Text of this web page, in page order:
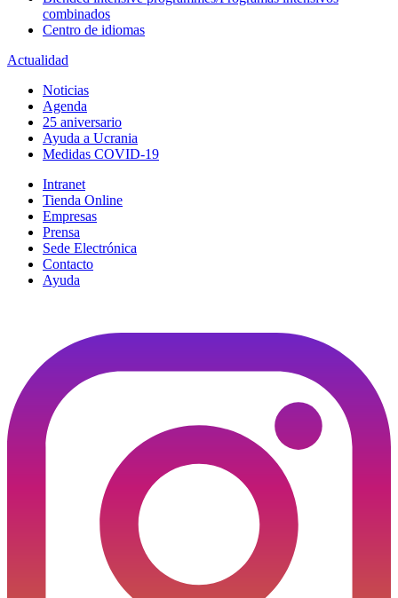
combinados
Centro de idiomas
Actualidad
Noticias
Agenda
25 aniversario
Ayuda a Ucrania
Medidas COVID-19
Intranet
Tienda Online
Empresas
Prensa
Sede Electrónica
Contacto
Ayuda